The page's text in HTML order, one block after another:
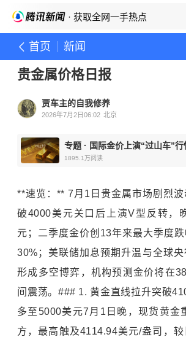
· 获取全网一手热点
首页 新闻
贵金属价格日报
贾车主的自我修养
2026年7月2日06:02 北京
专题 · 国际金价上演“过山车”行
1895.1万阅读
**速览：** 7月1日贵金属市场剧烈
破4000美元关口后上演V型反转，
元；二季度金价创13年来最大季度
30%；美联储加息预期升温与全球
形成多空博弈，机构预测金价将在
间震荡。### 1. 黄金直线拉升突破
多至5000美元7月1日晚，现货黄金
方，最高触及4114.94美元/盎司，